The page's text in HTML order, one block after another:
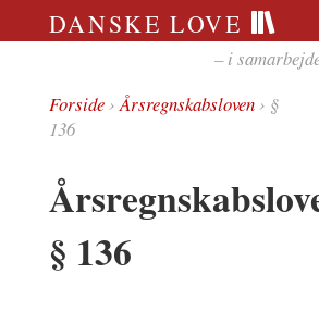
DANSKE LOVE
– i
Forside›Årsregnskabsloven› §
136
§ 136